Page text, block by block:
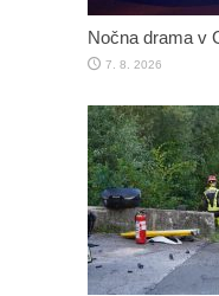
Nočna drama v
7. 8. 2026